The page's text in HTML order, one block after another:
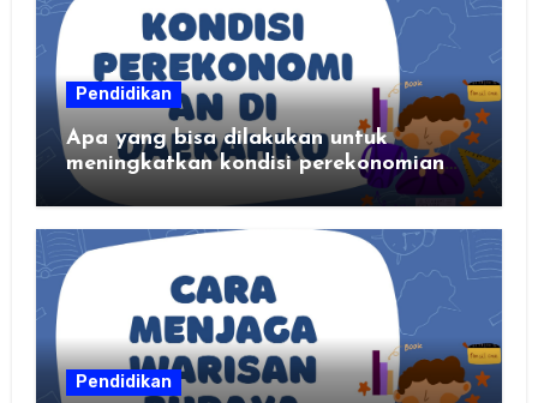
Pendidikan
Apa yang bisa dilakukan untuk
meningkatkan kondisi perekonomian
daerahku?
Pendidikan